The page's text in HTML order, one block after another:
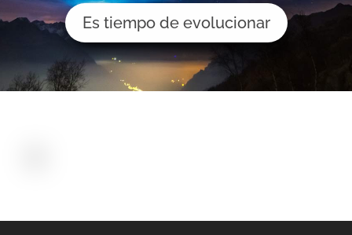
Es tiempo de evolucionar